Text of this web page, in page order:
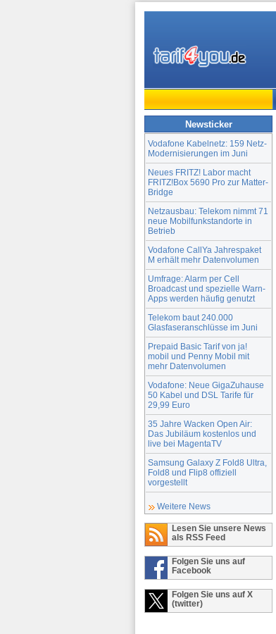
Newsticker
Vodafone Kabelnetz: 159 Netz-
Modernisierungen im Juni
Neues FRITZ! Labor macht
FRITZ!Box 5690 Pro zur Matter-
Bridge
Netzausbau: Telekom nimmt 71
neue Mobilfunkstandorte in
Betrieb
Vodafone CallYa Jahrespaket
M erhält mehr Datenvolumen
Umfrage: Alarm per Cell
Broadcast und spezielle Warn-
Apps werden häufig genutzt
Telekom baut 240.000
Glasfaseranschlüsse im Juni
Prepaid Basic Tarif von ja!
mobil und Penny Mobil mit
mehr Datenvolumen
Vodafone: Neue GigaZuhause
50 Kabel und DSL Tarife für
29,99 Euro
35 Jahre Wacken Open Air:
Das Jubiläum kostenlos und
live bei MagentaTV
Samsung Galaxy Z Fold8 Ultra,
Fold8 und Flip8 offiziell
vorgestellt
Weitere News
Lesen Sie unsere News
als RSS Feed
Folgen Sie uns auf
Facebook
Folgen Sie uns auf X
(twitter)